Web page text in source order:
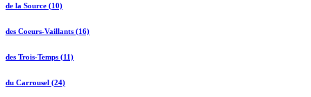
de la Source (10)
des Coeurs-Vaillants (16)
des Trois-Temps (11)
du Carrousel (24)